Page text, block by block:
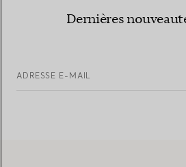
Dernières
ADRESSE E-MAIL